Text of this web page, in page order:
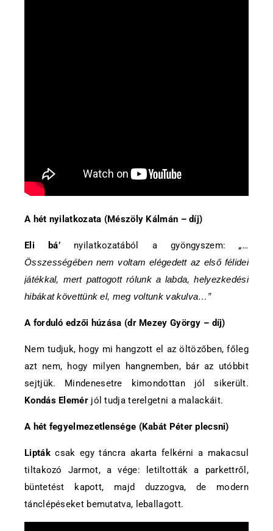
A hét nyilatkozata (Mészöly Kálmán – díj)
Eli bá’nyilatkozatából a gyöngyszem:„…
Összességében nem voltam elégedett az első félidei
játékkal, mert pattogott rólunk a labda, helyezkedési
hibákat követtünk el, meg voltunk vakulva…”
A forduló edzői húzása (dr Mezey György – díj)
Nem tudjuk, hogy mi hangzott el az öltözőben, főleg
azt nem, hogy milyen hangnemben, bár az utóbbit
sejtjük. Mindenesetre kimondottan jól sikerült.
Kondás Elemérjól tudja terelgetni a malackáit.
A hét fegyelmezetlensége (Kabát Péter plecsni)
Liptákcsak egy táncra akarta felkérni a makacsul
tiltakozó Jarmot, a vége: letiltották a parkettről,
büntetést kapott, majd duzzogva, de modern
tánclépéseket bemutatva, leballagott.